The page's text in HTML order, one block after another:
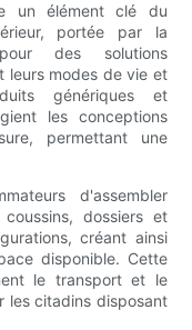
un élément clé du
portée par la
des solutions
leurs modes de vie et
génériques et
les conceptions
permettant une
d'assembler
dossiers et
créant ainsi
disponible. Cette
le transport et le
les citadins disposant